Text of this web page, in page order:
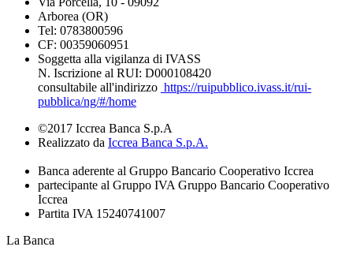
Arborea (OR)
Tel: 0783800596
CF: 00359060951
Soggetta alla vigilanza di IVASS
N. Iscrizione al RUI: D000108420
consultabile all'indirizzo https://ruipubblico.ivass.it/rui-
pubblica/ng/#/home
©2017 Iccrea Banca S.p.A
Realizzato da Iccrea Banca S.p.A.
Banca aderente al Gruppo Bancario Cooperativo Iccrea
partecipante al Gruppo IVA Gruppo Bancario Cooperativo
Iccrea
Partita IVA 15240741007
La Banca